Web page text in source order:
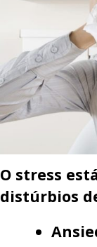
O stress
distúrbios